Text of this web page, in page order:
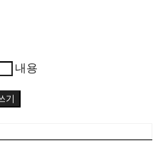
내용
기